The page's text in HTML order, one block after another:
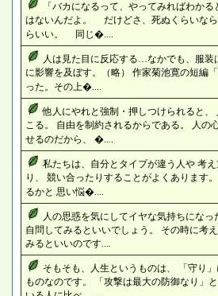
「バカになるって、やってみればわか
はないんだよ。 だけどさ、死ぬくらいな
らいい。 同じ�....
人は見た目に反応する…なかでも、服
に影響を及ぼす。（略） 作家菊池寛の短編
った。その上�....
他人にやれと強制・押しつけられると
こる。 自由を制約されるからである。 人の
せるのだから、 �....
私たちは、自分とタイプが違う人や 考
り、 競い合ったりすることがよくあります
るかと 思い悩�....
人の思惑を気にしてイヤな気持ちにな
自問してみるといいでしょう。 その時に考
みるといいのです....
そもそも、人生というものは、 「守り
ものなのです。 「攻撃は最大の防御なり」